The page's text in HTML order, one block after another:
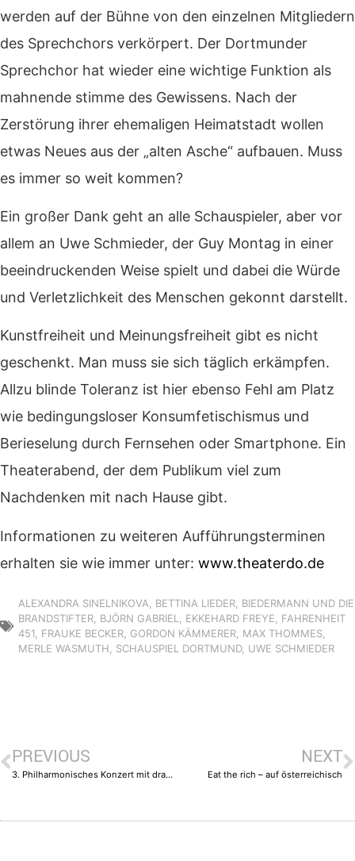
werden auf der Bühne von den einzelnen Mitgliedern
des Sprechchors verkörpert. Der Dortmunder
Sprechchor hat wieder eine wichtige Funktion als
mahnende stimme des Gewissens. Nach der
Zerstörung ihrer ehemaligen Heimatstadt wollen
etwas Neues aus der „alten Asche“ aufbauen. Muss
es immer so weit kommen?
Ein großer Dank geht an alle Schauspieler, aber vor
allem an Uwe Schmieder, der Guy Montag in einer
beeindruckenden Weise spielt und dabei die Würde
und Verletzlichkeit des Menschen gekonnt darstellt.
Kunstfreiheit und Meinungsfreiheit gibt es nicht
geschenkt. Man muss sie sich täglich erkämpfen.
Allzu blinde Toleranz ist hier ebenso Fehl am Platz
wie bedingungsloser Konsumfetischismus und
Berieselung durch Fernsehen oder Smartphone. Ein
Theaterabend, der dem Publikum viel zum
Nachdenken mit nach Hause gibt.
Informationen zu weiteren Aufführungsterminen
erhalten sie wie immer unter: www.theaterdo.de
ALEXANDRA SINELNIKOVA BETTINA LIEDER BIEDERMANN UND DIE
BRANDSTIFTER BJÖRN GABRIEL EKKEHARD FREYE
FAHRENHEIT
451 FRAUKE BECKER GORDON KÄMMERER MAX THOMMES
MERLE WASMUTH
SCHAUSPIEL DORTMUND, UWE SCHMIEDER
PREVIOUS
3. Philharmonisches Konzert mit dramatischen „lebens_wegen“
NEXT
Eat the rich – auf österreichisch